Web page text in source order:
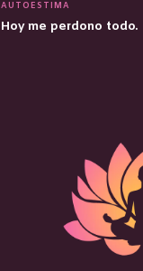
AUTOESTIMA
Hoy me perdono todo.